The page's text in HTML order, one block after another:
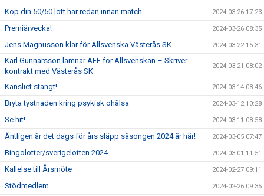
Köp din 50/50 lott här redan innan match 2024-03-26 17:23
Premiärvecka! 2024-03-26 08:35
Jens Magnusson klar för Allsvenska Västerås SK 2024-03-22 15:31
Karl Gunnarsson lämnar ÄFF för Allsvenskan – Skriver
kontrakt med Västerås SK
2024-03-21 08:02
Kansliet stängt! 2024-03-14 08:46
Bryta tystnaden kring psykisk ohälsa 2024-03-12 10:28
Se hit! 2024-03-11 08:58
Äntligen är det dags för års släpp säsongen 2024 är här! 2024-03-05 07:47
Bingolotter/sverigelotten 2024 2024-03-01 11:51
Kallelse till Årsmöte 2024-02-27 09:11
Stödmedlem 2024-02-26 09:35